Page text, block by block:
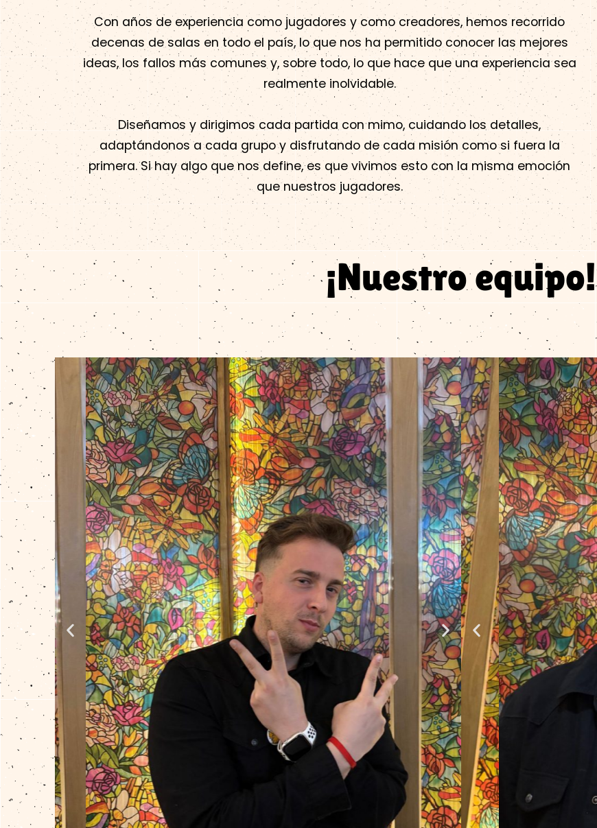
Con años de experiencia como jugadores y como creadores, hemos recorrido
decenas de salas en todo el país, lo que nos ha permitido conocer las mejores
ideas, los fallos más comunes y, sobre todo, lo que hace que una experiencia sea
realmente inolvidable.
Diseñamos y dirigimos cada partida con mimo, cuidando los detalles,
adaptándonos a cada grupo y disfrutando de cada misión como si fuera la
primera. Si hay algo que nos define, es que vivimos esto con la misma emoción
que nuestros jugadores.
¡Nuestro equipo!